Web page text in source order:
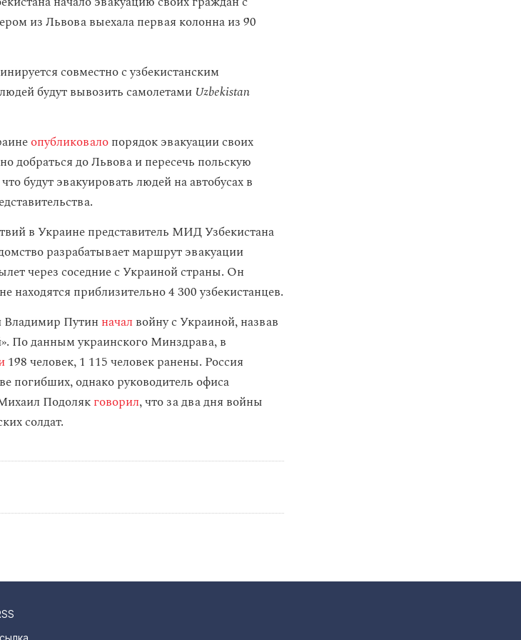
из Львова выехала первая колонна из 90
совместно с узбекистанским
будут вывозить самолетами Uzbekistan
опубликовалопорядок эвакуации своих
добраться до Львова и пересечь польскую
будут эвакуировать людей на автобусах в
в Украине представитель МИД Узбекистана
разрабатывает маршрут эвакуации
через соседние с Украиной страны. Он
находятся приблизительно 4 300 узбекистанцев.
Владимир Путин начал войну с Украиной, назвав
По данным украинского Минздрава, в
198 человек, 1 115 человек ранены. Россия
погибших, однако руководитель офиса
Подолякговорил, что за два дня войны
солдат.